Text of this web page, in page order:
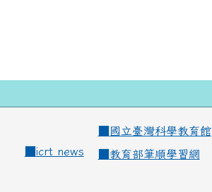
國立臺灣科學教育館
icrt news
教育部筆順學習網